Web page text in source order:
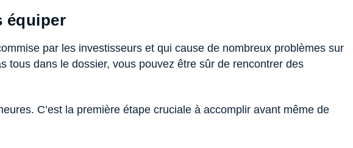
équiper
par les investisseurs et qui cause de nombreux problèmes sur
tous dans le dossier, vous pouvez être sûr de rencontrer des
C’est la première étape cruciale à accomplir avant même de